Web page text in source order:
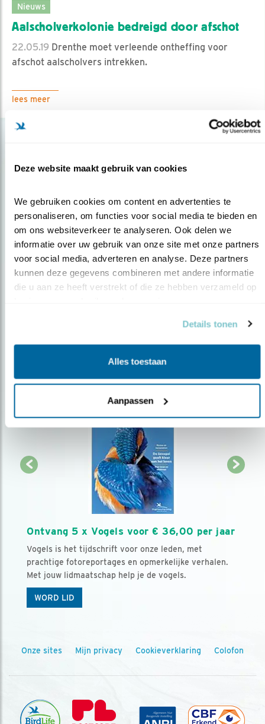
Deze website maakt gebruik van cookies
We gebruiken cookies om content en advertenties te
personaliseren, om functies voor social media te bieden en
om ons websiteverkeer te analyseren. Ook delen we
informatie over uw gebruik van onze site met onze partners
voor social media, adverteren en analyse. Deze partners
kunnen deze gegevens combineren met andere informatie
die u aan ze heeft verstrekt of die ze hebben verzameld op
Details tonen
Alles toestaan
Aanpassen
Nieuws
Aalscholverkolonie bedreigd door afschot
22.05.19 Drenthe moet verleende ontheffing voor
afschot aalscholvers intrekken.
lees meer
Op de hoogte blijven?
over vogels en activiteiten van Vogelbescherming.
AANMELDEN VOGELNIEUWS
Ontvang 5 x Vogels voor € 36,00 per jaar
Vogels is het tijdschrift voor onze leden, met
prachtige fotoreportages en opmerkelijke verhalen.
Met jouw lidmaatschap help je de vogels.
WORD LID
Onze sites Mijn privacy Cookieverklaring Colofon